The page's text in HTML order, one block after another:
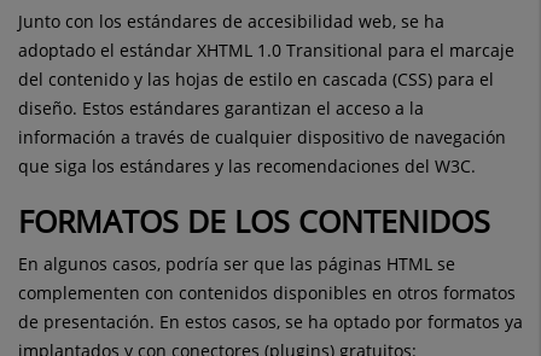
Junto con los estándares de accesibilidad web, se ha
adoptado el estándar XHTML 1.0 Transitional para el marcaje
del contenido y las hojas de estilo en cascada (CSS) para el
diseño. Estos estándares garantizan el acceso a la
información a través de cualquier dispositivo de navegación
que siga los estándares y las recomendaciones del W3C.
FORMATOS DE LOS CONTENIDOS
En algunos casos, podría ser que las páginas HTML se
complementen con contenidos disponibles en otros formatos
de presentación. En estos casos, se ha optado por formatos ya
implantados y con conectores (plugins) gratuitos: